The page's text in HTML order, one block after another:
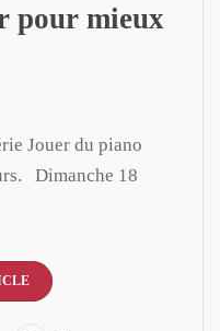
pour mieux
Jouer du piano
Dimanche 18